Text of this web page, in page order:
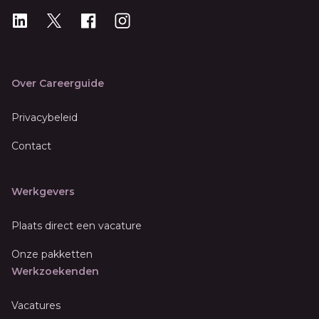
LinkedIn
X Instagram
Over Careerguide
Privacybeleid
Contact
Werkgevers
Plaats direct een vacature
Onze pakketten
Werkzoekenden
Vacatures